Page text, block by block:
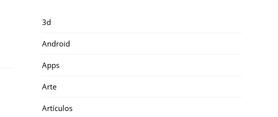
3d
Android
Apps
Arte
Artículos